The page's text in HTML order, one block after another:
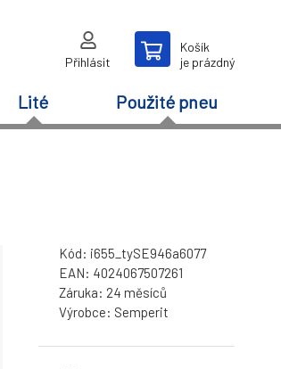
Přihlásit
Košík
je prázdný
Lité Použité pneu
Kód: i655_tySE946a6077
EAN: 4024067507261
Záruka: 24 měsíců
Výrobce: Semperit